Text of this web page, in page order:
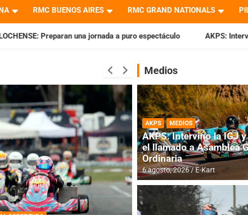
RMC BUENOS AIRES RMC GRAND NATIONALS
a puro espectáculo AKPS: Intervino la IGJ y oficializó el
Medios
AKPS MEDIOS
AKPS: Intervino la IGJ
el llamado a Asamblea
Ordinaria
6 agosto, 2026 E-Kart